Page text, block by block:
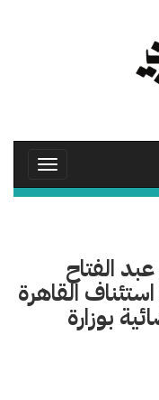
Toggle
الفتاح
القاهرة
بوزارة